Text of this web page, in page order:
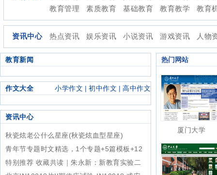
教育管理
素质教育 基础教育 教育教学 教育
资讯中心 热点资讯 娱乐资讯 小说资讯 游戏资讯 人物
教育新闻
小学作文 | 初中作文 | 高中作文
作文大全
资讯中心
秋瓷炫老公什么星座(秋瓷炫血型星座)
青年节专题时文精选，1个专题+5篇模板+12
篇范文+1个作文合集（角度+金句+精
特别推荐 收藏共读｜朱永新：新教育实验二
热门网站
厦门大学